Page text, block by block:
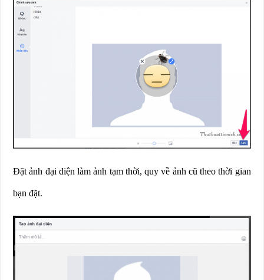
Đặt ảnh đại diện làm ảnh tạm thời, quy về ảnh cũ theo thời gian
bạn đặt.